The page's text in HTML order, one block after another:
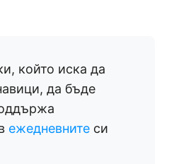
който иска да
да бъде
ежедневните си